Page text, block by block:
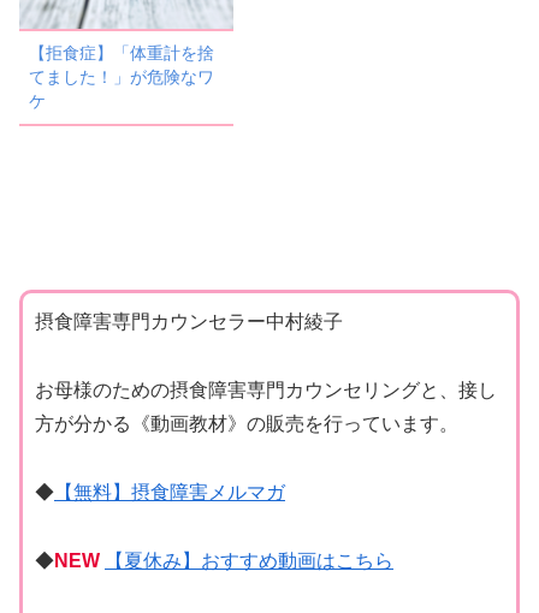
【拒食症】「体重計を捨
てました！」が危険なワ
ケ
摂食障害専門カウンセラー中村綾子
お母様のための摂食障害専門カウンセリングと、接し
方が分かる《動画教材》の販売を行っています。
◆ 【無料】摂食障害メルマガ
◆NEW 【夏休み】おすすめ動画はこちら